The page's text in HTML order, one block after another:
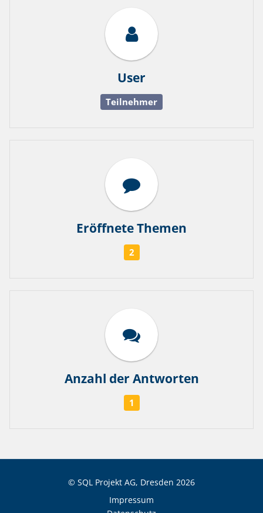
User
Teilnehmer
Eröffnete Themen
2
Anzahl der Antworten
1
© SQL Projekt AG, Dresden 2026
Impressum